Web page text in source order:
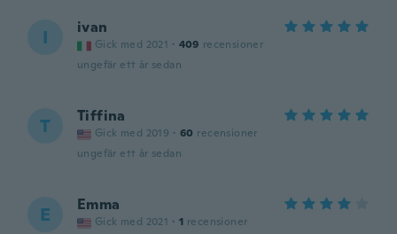
I ivan
Gick med 2021 · 409 recensioner
ungefär ett år sedan
T Tiffina
Gick med 2019 · 60 recensioner
ungefär ett år sedan
E Emma
Gick med 2021 · 1 recensioner